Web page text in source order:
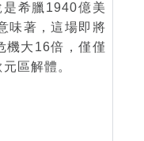
希臘1940億美
味著，這場即將
機大16倍，僅僅
區解體。